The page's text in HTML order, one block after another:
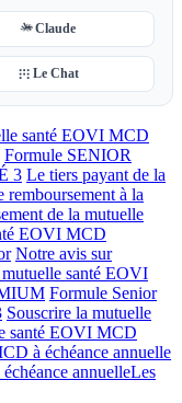
Claude
Le Chat
santé EOVI MCD
Formule SENIOR
3 Le tiers payant de la
remboursement à la
de la mutuelle
EOVI MCD
Notre avis sur
santé EOVI
Formule Senior
Souscrire la mutuelle
santé EOVI MCD
à échéance annuelle
annuelle​Les